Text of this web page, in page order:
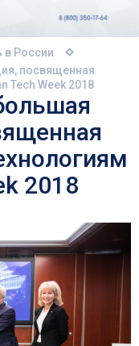
в России
посвященная
Tech Week 2018
2018